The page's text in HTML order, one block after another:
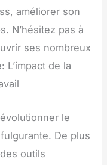
améliorer son
N’hésitez pas à
ses nombreux
de la
le
De plus
outils